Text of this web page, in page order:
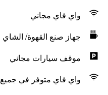
واي فاي مجاني
جهاز صنع القهوة/ الشاي
موقف سيارات مجاني
واي فاي متوفر في